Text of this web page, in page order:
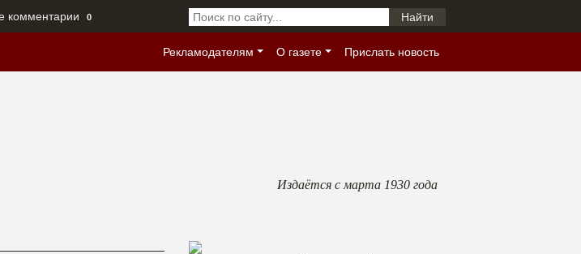
комментарии 0
Рекламодателям О газете Прислать новость
Издаётся с марта 1930 года